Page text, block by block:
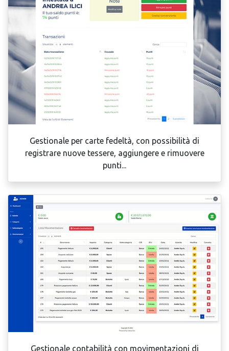
Gestionale per carte fedeltà, con possibilità di
registrare nuove tessere, aggiungere e rimuovere
punti...
Gestionale contabilità con movimentazioni di